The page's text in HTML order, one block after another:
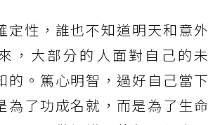
定性，誰也不知道明天和意外
，大部分的人面對自己的未
的。篤心明智，過好自己當下
為了功成名就，而是為了生命